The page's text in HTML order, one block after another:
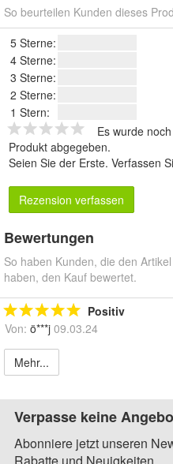
So beurteilen Kunden dieses
5 Sterne:
4 Sterne:
3 Sterne:
2 Sterne:
1 Stern:
Es wurde
Produkt abgegeben.
Seien Sie der Erste. Verfassen
Rezension verfassen
Bewertungen
So haben Kunden, die den
haben, den Kauf bewertet.
Positiv
Von: ö***j 09.03.24
Mehr...
Verpasse keine
Abonniere jetzt unseren